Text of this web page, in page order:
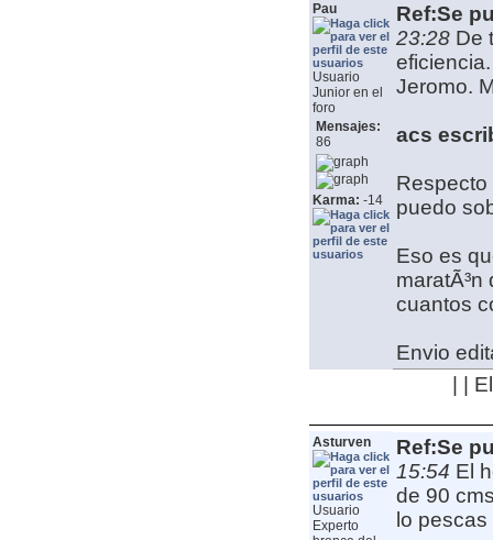
Pau
Usuario
Junior en el
foro
Mensajes:
86
Karma: -14
Ref:Se
23:28 De
Jeromo.
acs
Respecto
puedo
Eso es
cuantos
Envio
| |
Asturven
Usuario
Experto
Ref:Se
15:54 El
de 90
lo